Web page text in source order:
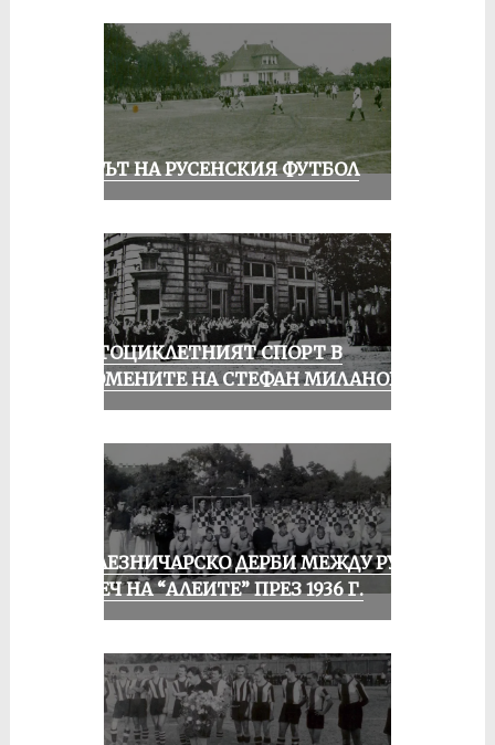
ВЕКЪТ НА РУСЕНСКИЯ ФУТБОЛ
МОТОЦИКЛЕТНИЯТ СПОРТ В
СПОМЕНИТЕ НА СТЕФАН МИЛАНОВ
ЖЕЛЕЗНИЧАРСКО ДЕРБИ МЕЖДУ РУСЕ
И ПЕЧ НА “АЛЕИТЕ” ПРЕЗ 1936 Г.